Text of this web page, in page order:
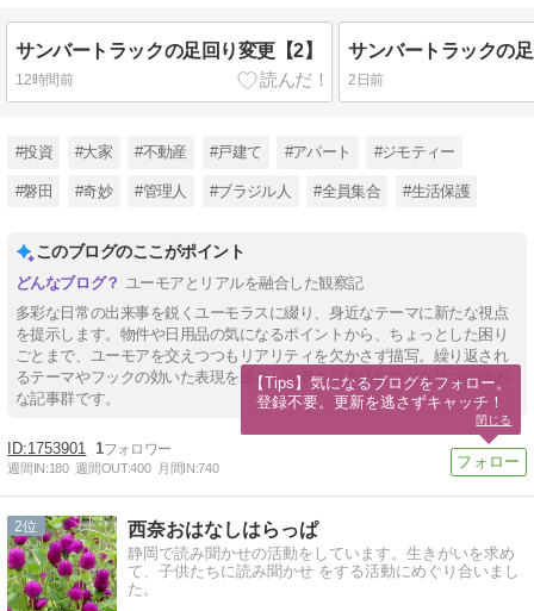
サンバートラックの足回り変更【2】
12時間前
サンバートラックの
2日前
#投資 #大家 #不動産 #戸建て #アパート #ジモティー
#磐田 #奇妙 #管理人 #ブラジル人 #全員集合 #生活保護
このブログのここがポイント
ユーモアとリアルを融合した観察記
多彩な日常の出来事を鋭くユーモラスに綴り、身近なテーマに新たな視点
を提示します。物件や日用品の気になるポイントから、ちょっとした困り
ごとまで、ユーモアを交えつつもリアリティを欠かさず描写。繰り返され
るテーマやフックの効いた表現を通じ、読者を引き込むコツを持つ特徴的
な記事群です。
1753901 1
週間IN:180 週間OUT:400 月間IN:740
2 西奈おはなしはらっぱ
静岡で読み聞かせの活動をしています。生きがいを求め
て、子供たちに読み聞かせ をする活動にめぐり合いまし
た。
【Tips】気になるブログをフォロー。
登録不要。更新を逃さずキャッチ！
閉じる